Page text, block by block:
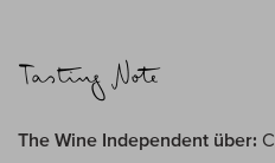
The Wine Independent über: